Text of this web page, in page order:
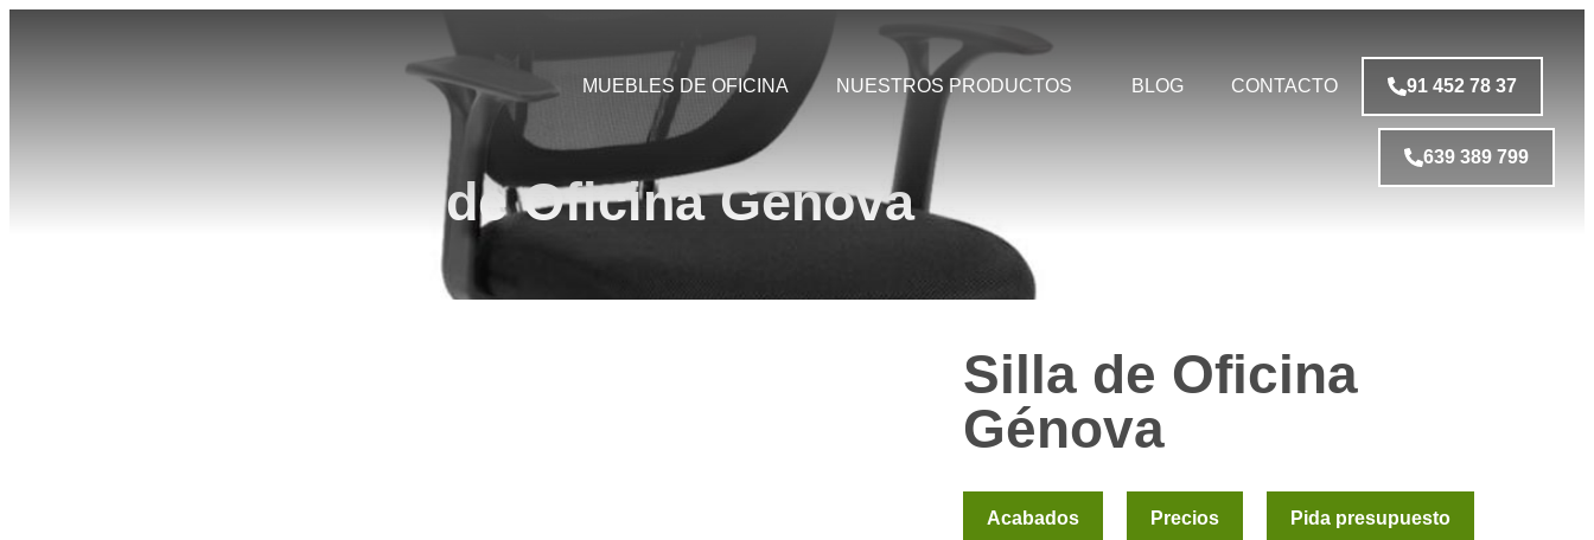
MUEBLES DE OFICINA NUESTROS PRODUCTOS BLOG CONTACTO 91 452 78 37
639 389 799
Silla de Oficina Génova
Silla de Oficina
Génova
Acabados Precios Pida presupuesto